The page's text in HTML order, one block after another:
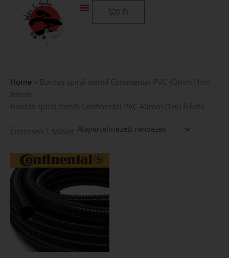
0 Ft
Kosár
Home
Bordás spirál tömlő Continental PVC 40mm (1m)
fekete
Bordás spirál tömlő Continental PVC 40mm (1m) fekete
Összesen 1 találat